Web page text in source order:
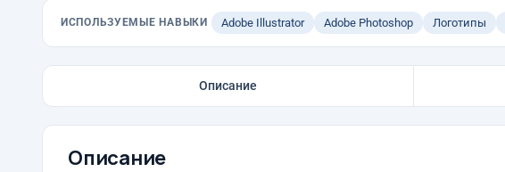
ИСПОЛЬЗУЕМЫЕ НАВЫКИ Adobe Illustrator Adobe Photoshop Логотипы
Описание
Описание